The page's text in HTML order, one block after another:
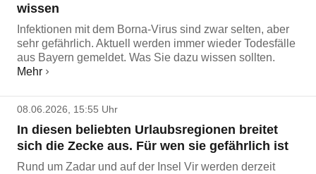
wissen
Infektionen mit dem Borna-Virus sind zwar selten, aber
sehr gefährlich. Aktuell werden immer wieder Todesfälle
aus Bayern gemeldet. Was Sie dazu wissen sollten.
Mehr
08.06.2026, 15:55 Uhr
In diesen beliebten Urlaubsregionen breitet
sich die Zecke aus. Für wen sie gefährlich ist
Rund um Zadar und auf der Insel Vir werden derzeit